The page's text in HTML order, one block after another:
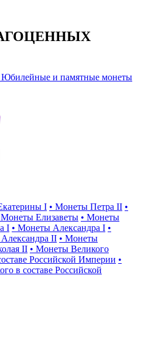
Юбилейные и памятные монеты
I • Монеты Петра II •
Монеты Елизаветы • Монеты
I • Монеты Александра I •
II • Монеты
II • Монеты Великого
Российской Империи •
в составе Российской